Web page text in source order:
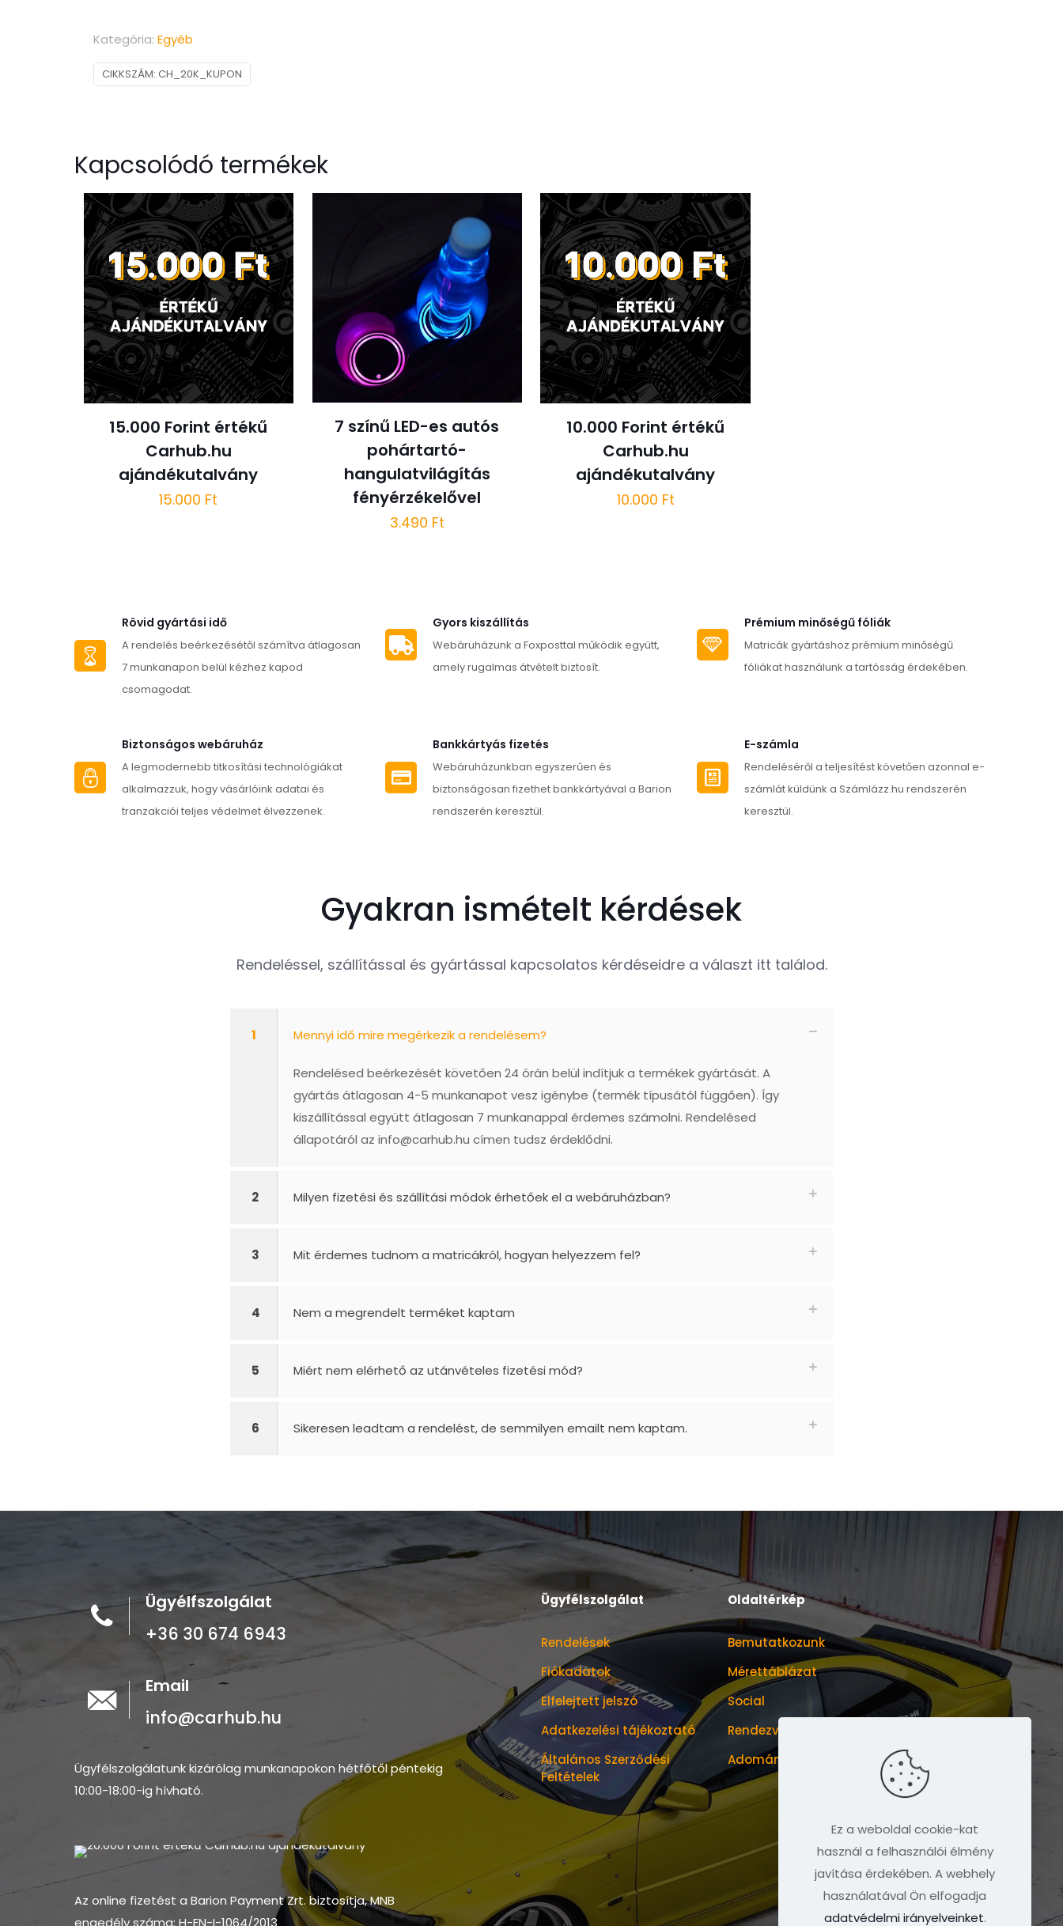
Kategória: Egyéb
CIKKSZÁM: CH_20K_KUPON
Kapcsolódó termékek
15.000 Forint értékű
Carhub.hu
ajándékutalvány
15.000 Ft
7 színű LED-es autós
pohártartó-
hangulatvilágítás
fényérzékelővel
3.490 Ft
10.000 Forint értékű
Carhub.hu
ajándékutalvány
10.000 Ft
Rövid gyártási idő
A rendelés beérkezésétől számítva átlagosan
7 munkanapon belül kézhez kapod
csomagodat.
Gyors kiszállítás
Webáruházunk a Foxposttal működik együtt,
amely rugalmas átvételt biztosít.
Prémium minőségű fóliák
Matricák gyártáshoz prémium minőségű
fóliákat használunk a tartósság érdekében.
Biztonságos webáruház
A legmodernebb titkosítási technológiákat
alkalmazzuk, hogy vásárlóink adatai és
tranzakciói teljes védelmet élvezzenek.
Bankkártyás fizetés
Webáruházunkban egyszerűen és
biztonságosan fizethet bankkártyával a Barion
rendszerén keresztül.
E-számla
Rendeléséről a teljesítést követően azonnal e-
számlát küldünk a Számlázz.hu rendszerén
keresztül.
Gyakran ismételt kérdések
Rendeléssel, szállítással és gyártással kapcsolatos kérdéseidre a választ itt találod.
1 Mennyi idő mire megérkezik a rendelésem?
Rendelésed beérkezését követően 24 órán belül indítjuk a termékek gyártását. A
gyártás átlagosan 4-5 munkanapot vesz igénybe (termék típusától függően). Így
kiszállítással együtt átlagosan 7 munkanappal érdemes számolni. Rendelésed
állapotáról az info@carhub.hu címen tudsz érdeklődni.
2 Milyen fizetési és szállítási módok érhetőek el a webáruházban?
3 Mit érdemes tudnom a matricákról, hogyan helyezzem fel?
4 Nem a megrendelt terméket kaptam
5 Miért nem elérhető az utánvételes fizetési mód?
6 Sikeresen leadtam a rendelést, de semmilyen emailt nem kaptam.
Ügyélfszolgálat
+36 30 674 6943
Email
info@carhub.hu
Ügyfélszolgálatunk kizárólag munkanapokon hétfőtől péntekig
10:00-18:00-ig hívható.
Az online fizetést a Barion Payment Zrt. biztosítja, MNB
Ügyfélszolgálat
Rendelések
Fiókadatok
Elfelejtett jelszó
Adatkezelési tájékoztató
Általános Szerződési
Feltételek
Oldaltérkép
Bemutatkozunk
Mérettáblázat
Social
Rendezvények
Adománygyűjtések
Ez a weboldal cookie-kat
használ a felhasználói élmény
javítása érdekében. A webhely
használatával Ön elfogadja
adatvédelmi irányelveinket.